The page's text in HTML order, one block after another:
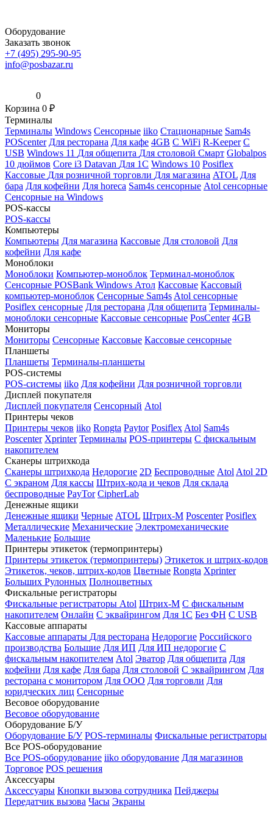
Оборудование
Заказать звонок
+7 (495) 295-90-95
info@posbazar.ru
0
Корзина 0 ₽
Терминалы
Терминалы Windows Сенсорные iiko Стационарные Sam4s
POScenter Для ресторана Для кафе 4GB С WiFi R-Keeper С
USB Windows 11 Для общепита Для столовой Смарт Globalpos
10 дюймов Core i3 Datavan Для 1С Windows 10 Posiflex
Кассовые Для розничной торговли Для магазина ATOL Для
бара Для кофейни Для horeca Sam4s сенсорные Atol сенсорные
Сенсорные на Windows
POS-кассы
POS-кассы
Компьютеры
Компьютеры Для магазина Кассовые Для столовой Для
кофейни Для кафе
Моноблоки
Моноблоки Компьютер-моноблок Терминал-моноблок
Сенсорные POSBank Windows Атол Кассовые Кассовый
компьютер-моноблок Сенсорные Sam4s Atol сенсорные
Posiflex сенсорные Для ресторана Для общепита Терминалы-
моноблоки сенсорные Кассовые сенсорные PosCenter 4GB
Мониторы
Мониторы Сенсорные Кассовые Кассовые сенсорные
Планшеты
Планшеты Терминалы-планшеты
POS-системы
POS-системы iiko Для кофейни Для розничной торговли
Дисплей покупателя
Дисплей покупателя Сенсорный Atol
Принтеры чеков
Принтеры чеков iiko Rongta Paytor Posiflex Atol Sam4s
Poscenter Xprinter Терминалы POS-принтеры С фискальным
накопителем
Сканеры штрихкода
Сканеры штрихкода Недорогие 2D Беспроводные Atol Atol 2D
С экраном Для кассы Штрих-кода и чеков Для склада
беспроводные PayTor CipherLab
Денежные ящики
Денежные ящики Черные ATOL Штрих-М Poscenter Posiflex
Металлические Механические Электромеханические
Маленькие Большие
Принтеры этикеток (термопринтеры)
Принтеры этикеток (термопринтеры) Этикеток и штрих-кодов
Этикеток, чеков, штрих-кодов Цветные Rongta Xprinter
Больших Рулонных Полноцветных
Фискальные регистраторы
Фискальные регистраторы Atol Штрих-М С фискальным
накопителем Онлайн С эквайрингом Для 1С Без ФН С USB
Кассовые аппараты
Кассовые аппараты Для ресторана Недорогие Российского
производства Большие Для ИП Для ИП недорогие С
фискальным накопителем Atol Эватор Для общепита Для
кофейни Для кафе Для бара Для столовой С эквайрингом Для
ресторана с монитором Для ООО Для торговли Для
юридческих лиц Сенсорные
Весовое оборудование
Весовое оборудование
Оборудование Б/У
Оборудование Б/У POS-терминалы Фискальные регистраторы
Все POS-оборудование
Все POS-оборудование iiko оборудование Для магазинов
Торговое POS решения
Аксессуары
Аксессуары Кнопки вызова сотрудника Пейджеры
Передатчик вызова Часы Экраны